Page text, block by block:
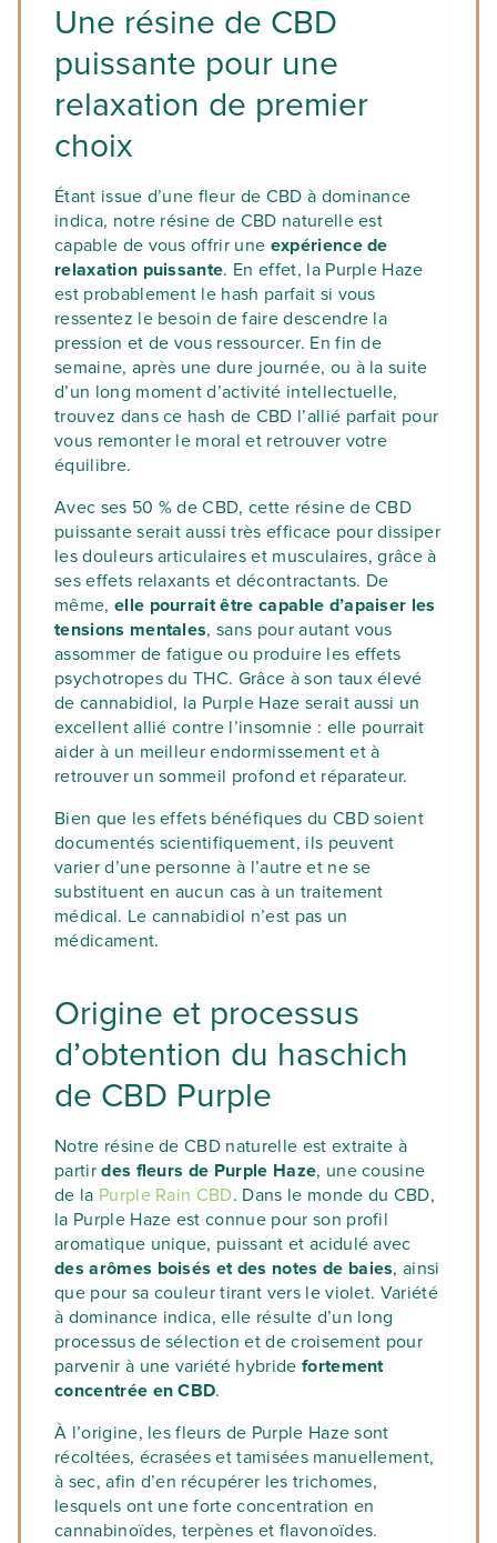
Une résine de CBD
puissante pour une
relaxation de premier
choix
Étant issue d’une fleur de CBD à dominance
indica, notre résine de CBD naturelle est
capable de vous offrir une expérience de
relaxation puissante. En effet, la Purple Haze
est probablement le hash parfait si vous
ressentez le besoin de faire descendre la
pression et de vous ressourcer. En fin de
semaine, après une dure journée, ou à la suite
d’un long moment d’activité intellectuelle,
trouvez dans ce hash de CBD l’allié parfait pour
vous remonter le moral et retrouver votre
équilibre.
Avec ses 50 % de CBD, cette résine de CBD
puissante serait aussi très efficace pour dissiper
les douleurs articulaires et musculaires, grâce à
ses effets relaxants et décontractants. De
même, elle pourrait être capable d’apaiser les
tensions mentales, sans pour autant vous
assommer de fatigue ou produire les effets
psychotropes du THC. Grâce à son taux élevé
de cannabidiol, la Purple Haze serait aussi un
excellent allié contre l’insomnie : elle pourrait
aider à un meilleur endormissement et à
retrouver un sommeil profond et réparateur.
Bien que les effets bénéfiques du CBD soient
documentés scientifiquement, ils peuvent
varier d’une personne à l’autre et ne se
substituent en aucun cas à un traitement
médical. Le cannabidiol n’est pas un
médicament.
Origine et processus
d’obtention du haschich
de CBD Purple
Notre résine de CBD naturelle est extraite à
partirdes fleurs de Purple Haze, une cousine
de la Purple Rain CBD. Dans le monde du CBD,
la Purple Haze est connue pour son profil
aromatique unique, puissant et acidulé avec
des arômes boisés et des notes de baies, ainsi
que pour sa couleur tirant vers le violet. Variété
à dominance indica, elle résulte d’un long
processus de sélection et de croisement pour
parvenir à une variété hybride fortement
concentrée en CBD.
À l’origine, les fleurs de Purple Haze sont
récoltées, écrasées et tamisées manuellement,
à sec, afin d’en récupérer les trichomes,
lesquels ont une forte concentration en
cannabinoïdes, terpènes et flavonoïdes.